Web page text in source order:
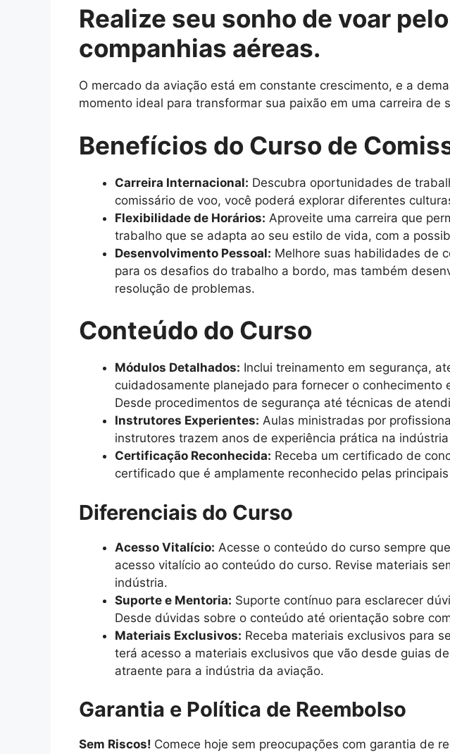
Realize seu sonho de voar
companhias aéreas.
O mercado da aviação está em constante crescimento, e a
momento ideal para transformar sua paixão em uma carreira de
Benefícios do Curso de
Carreira Internacional: Descubra oportunidades de
comissário de voo, você poderá explorar diferentes
Flexibilidade de Horários: Aproveite uma carreira que
trabalho que se adapta ao seu estilo de vida, com a
Desenvolvimento Pessoal: Melhore suas habilidades de
para os desafios do trabalho a bordo, mas também
resolução de problemas.
Conteúdo do Curso
Módulos Detalhados: Inclui treinamento em segurança,
cuidadosamente planejado para fornecer o
Desde procedimentos de segurança até técnicas de
Instrutores Experientes: Aulas ministradas por
instrutores trazem anos de experiência prática na
Certificação Reconhecida: Receba um certificado de
certificado que é amplamente reconhecido pelas
Diferenciais do Curso
Acesso Vitalício: Acesse o conteúdo do curso sempre
acesso vitalício ao conteúdo do curso. Revise materiais
indústria.
Suporte e Mentoria: Suporte contínuo para esclarecer
Desde dúvidas sobre o conteúdo até orientação sobre
Materiais Exclusivos: Receba materiais exclusivos para
terá acesso a materiais exclusivos que vão desde guias
atraente para a indústria da aviação.
Garantia e Política de Reembolso
Sem Riscos! Comece hoje sem preocupações com garantia de